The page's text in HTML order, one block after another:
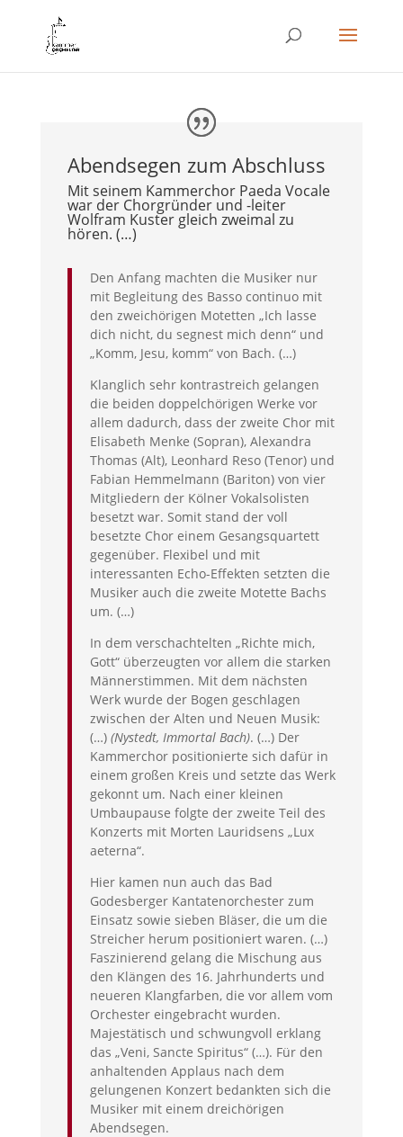
Abendsegen zum Abschluss
Mit seinem Kammerchor Paeda Vocale
war der Chorgründer und -leiter
Wolfram Kuster gleich zweimal zu
hören. (…)
Den Anfang machten die Musiker nur
mit Begleitung des Basso continuo mit
den zweichörigen Motetten „Ich lasse
dich nicht, du segnest mich denn“ und
„Komm, Jesu, komm“ von Bach. (…)
Klanglich sehr kontrastreich gelangen
die beiden doppelchörigen Werke vor
allem dadurch, dass der zweite Chor mit
Elisabeth Menke (Sopran), Alexandra
Thomas (Alt), Leonhard Reso (Tenor) und
Fabian Hemmelmann (Bariton) von vier
Mitgliedern der Kölner Vokalsolisten
besetzt war. Somit stand der voll
besetzte Chor einem Gesangsquartett
gegenüber. Flexibel und mit
interessanten Echo-Effekten setzten die
Musiker auch die zweite Motette Bachs
um. (…)
In dem verschachtelten „Richte mich,
Gott“ überzeugten vor allem die starken
Männerstimmen. Mit dem nächsten
Werk wurde der Bogen geschlagen
zwischen der Alten und Neuen Musik:
(…) (Nystedt, Immortal Bach). (…) Der
Kammerchor positionierte sich dafür in
einem großen Kreis und setzte das Werk
gekonnt um. Nach einer kleinen
Umbaupause folgte der zweite Teil des
Konzerts mit Morten Lauridsens „Lux
aeterna“.
Hier kamen nun auch das Bad
Godesberger Kantatenorchester zum
Einsatz sowie sieben Bläser, die um die
Streicher herum positioniert waren. (…)
Faszinierend gelang die Mischung aus
den Klängen des 16. Jahrhunderts und
neueren Klangfarben, die vor allem vom
Orchester eingebracht wurden.
Majestätisch und schwungvoll erklang
das „Veni, Sancte Spiritus“ (…). Für den
anhaltenden Applaus nach dem
gelungenen Konzert bedankten sich die
Musiker mit einem dreichörigen
Abendsegen.